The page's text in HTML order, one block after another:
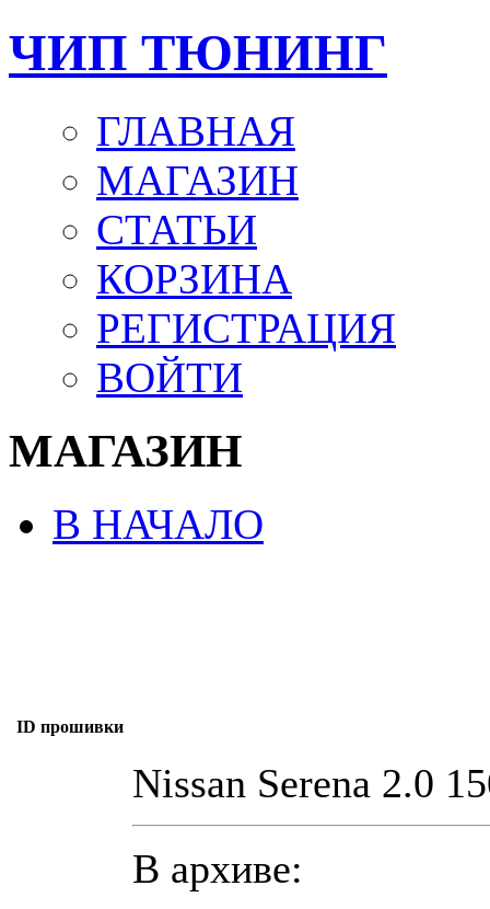
ЧИП ТЮНИНГ
ГЛАВНАЯ
МАГАЗИН
СТАТЬИ
КОРЗИНА
РЕГИСТРАЦИЯ
ВОЙТИ
МАГАЗИН
В НАЧАЛО
ID прошивки
Nissan Serena 2.0
В архиве: